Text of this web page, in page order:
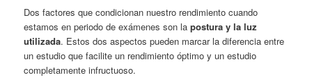
Dos factores que condicionan nuestro rendimiento cuando
estamos en periodo de exámenes son lapostura y la luz
utilizada. Estos dos aspectos pueden marcar la diferencia entre
un estudio que facilite un rendimiento óptimo y un estudio
completamente infructuoso.